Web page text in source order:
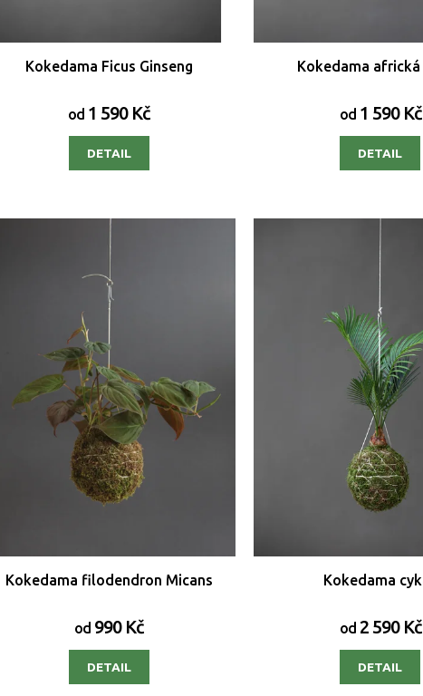
Kokedama Ficus Ginseng
od 1 590 Kč
DETAIL
Kokedama
od1 590 Kč
DETAIL
Kokedama filodendron Micans
od 990 Kč
DETAIL
Kokedama
od2 590 Kč
DETAIL